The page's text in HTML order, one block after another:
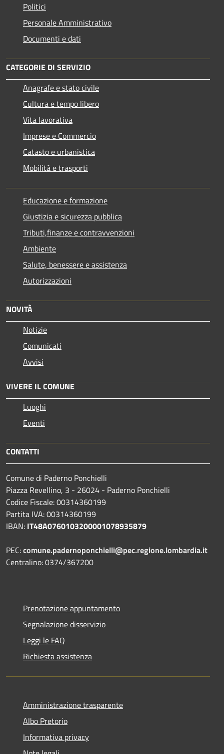
Politici
Personale Amministrativo
Documenti e dati
CATEGORIE DI SERVIZIO
Anagrafe e stato civile
Cultura e tempo libero
Vita lavorativa
Imprese e Commercio
Catasto e urbanistica
Mobilità e trasporti
Educazione e formazione
Giustizia e sicurezza pubblica
Tributi,finanze e contravvenzioni
Ambiente
Salute, benessere e assistenza
Autorizzazioni
NOVITÀ
Notizie
Comunicati
Avvisi
VIVERE IL COMUNE
Luoghi
Eventi
CONTATTI
Comune di Paderno Ponchielli
Piazza Revellino, 3 - 26024 - Paderno Ponchielli
Codice Fiscale: 00314360199
Partita IVA: 00314360199
IBAN: IT48A0760103200001078935879
PEC:comune.padernoponchielli@pec.regione.lombardia.it
Centralino: 0374/367200
Prenotazione appuntamento
Segnalazione disservizio
Leggi le FAQ
Richiesta assistenza
Amministrazione trasparente
Albo Pretorio
Informativa privacy